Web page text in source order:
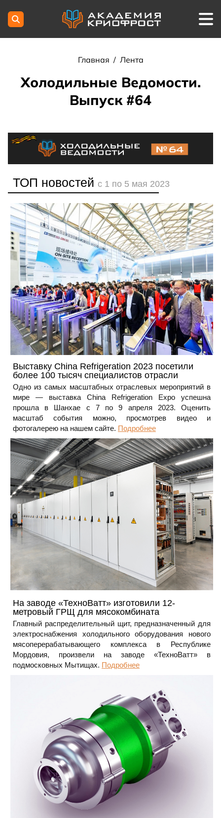
Главная / Лента
Холодильные Ведомости.
Выпуск #64